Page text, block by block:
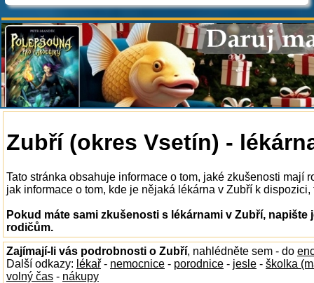
Zubří (okres Vsetín) -
Tato stránka obsahuje informace o tom, jaké zkušenosti mají
jak informace o tom, kde je nějaká lékárna v Zubří k
Pokud máte sami zkušenosti s lékárnami v Zubří,
rodičům.
Zajímají-li vás podrobnosti o Zubří, nahlédněte sem - do
Další odkazy: lékař - nemocnice - porodnice - jesle - školka
volný čas - nákupy